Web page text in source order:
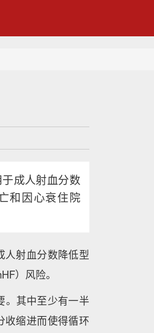
成人射血分数
和因心衰住院
射血分数降低型
）风险。
。其中至少有一半
收缩进而使得循环